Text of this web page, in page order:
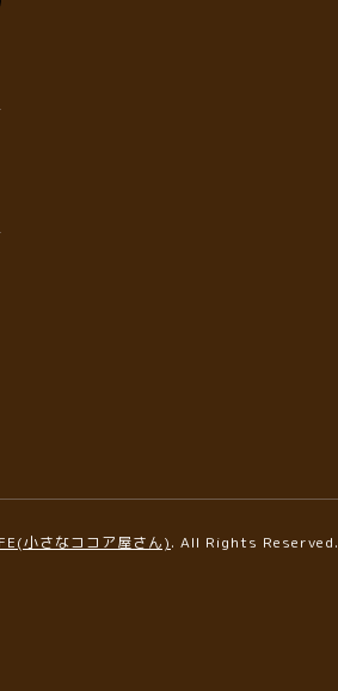
小さなココア屋さん). All Rights Reserved.